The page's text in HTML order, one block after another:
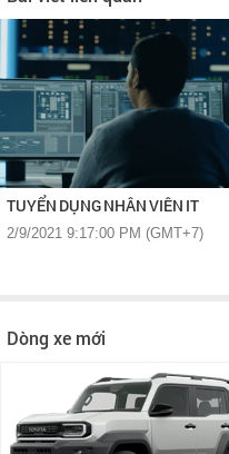
TUYỂN DỤNG NHÂN VIÊN IT
2/9/2021 9:17:00 PM (GMT+7)
Dòng xe mới